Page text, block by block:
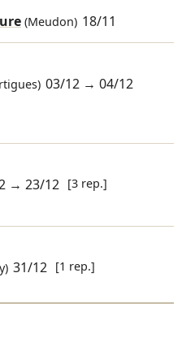
(Meudon) 18/11
03/12 →04/12
→23/12 [3 rep.]
31/12 [1 rep.]